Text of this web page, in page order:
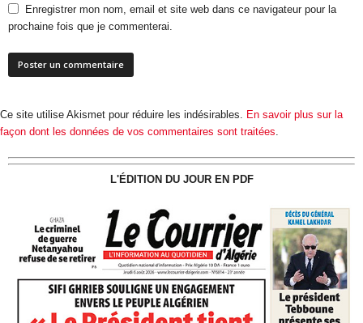
Enregistrer mon nom, email et site web dans ce navigateur pour la
prochaine fois que je commenterai.
Ce site utilise Akismet pour réduire les indésirables. En savoir plus sur la
façon dont les données de vos commentaires sont traitées
L'ÉDITION DU JOUR EN PDF